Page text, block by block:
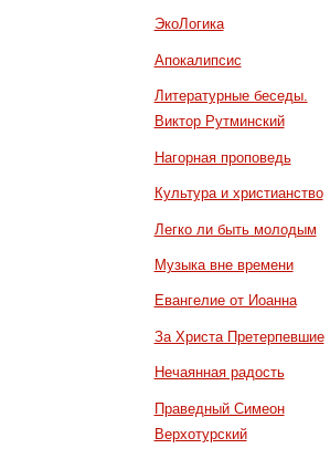
ЭкоЛогика
Апокалипсис
Литературные беседы.
Виктор Рутминский
Нагорная проповедь
Культура и христианство
Легко ли быть молодым
Музыка вне времени
Евангелие от Иоанна
За Христа Претерпевшие
Нечаянная радость
Праведный Симеон
Верхотурский